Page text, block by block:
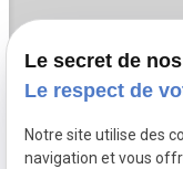
Le secret de
Le respect de
Notre site utilise des
navigation et vous